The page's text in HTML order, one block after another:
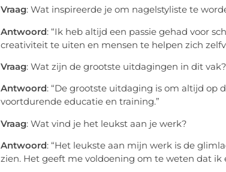
Vraag: Wat inspireerde je om nagelstyliste te
Antwoord: “Ik heb altijd een passie gehad voor
creativiteit te uiten en mensen te helpen zich
Vraag: Wat zijn de grootste uitdagingen in dit vak?
Antwoord: “De grootste uitdaging is om altijd op
voortdurende educatie en training.”
Vraag: Wat vind je het leukst aan je werk?
Antwoord: “Het leukste aan mijn werk is de
zien. Het geeft me voldoening om te weten dat ik